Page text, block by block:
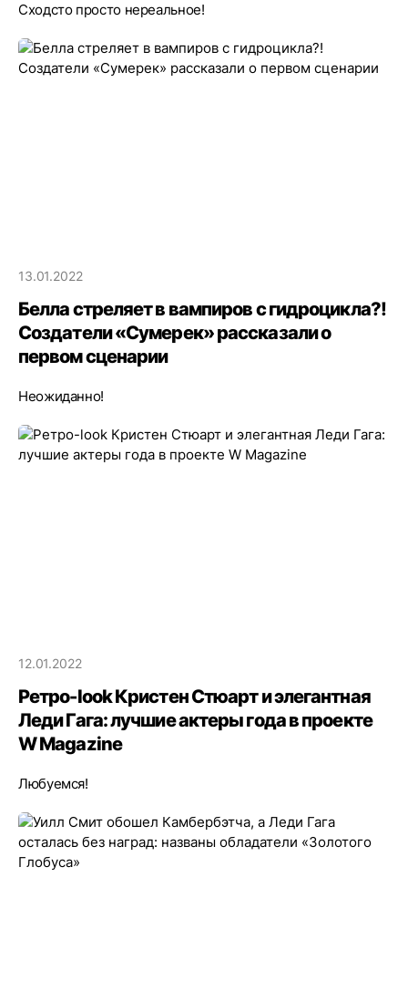
Сходсто просто нереальное!
13.01.2022
Белла стреляет в вампиров с гидроцикла?!
Создатели «Сумерек» рассказали о
первом сценарии
Неожиданно!
12.01.2022
Ретро-look Кристен Стюарт и элегантная
Леди Гага: лучшие актеры года в проекте
W Magazine
Любуемся!